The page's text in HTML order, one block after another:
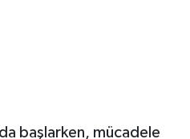
başlarken, mücadele